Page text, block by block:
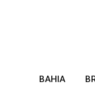
BAHIA